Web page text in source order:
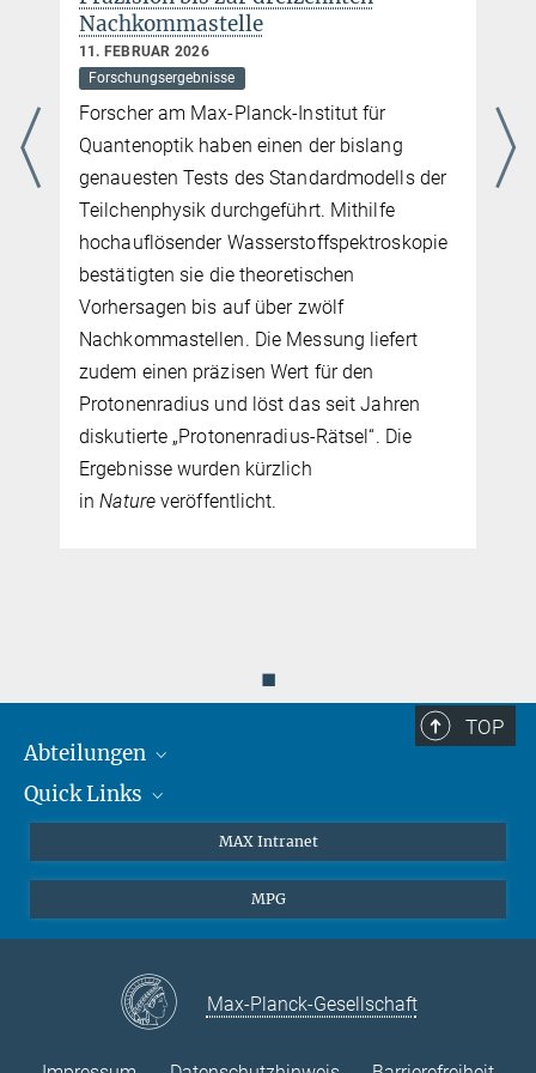
Nachkommastelle
11. FEBRUAR 2026
Forschungsergebnisse
Forscher am Max-Planck-Institut für
Quantenoptik haben einen der bislang
genauesten Tests des Standardmodells der
Teilchenphysik durchgeführt. Mithilfe
hochauflösender Wasserstoffspektroskopie
bestätigten sie die theoretischen
Vorhersagen bis auf über zwölf
Nachkommastellen. Die Messung liefert
zudem einen präzisen Wert für den
Protonenradius und löst das seit Jahren
diskutierte „Protonenradius-Rätsel“. Die
Ergebnisse wurden kürzlich
inNatureveröffentlicht.
◼
TOP
Abteilungen
Attosekundenphysik
Quantendynamik
Quick Links
EU-Büro
Kontakt
Instagram
MAX Intranet
MPG
Max-Planck-Gesellschaft